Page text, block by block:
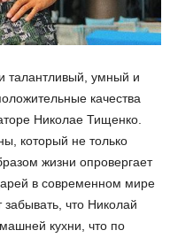
талантливый, умный и
качества
Николае Тищенко.
который не только
жизни опровергает
в современном мире
что Николай
кухни, что по